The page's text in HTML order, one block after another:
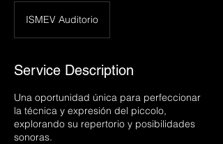
ISMEV Auditorio
Service Description
Una oportunidad única para perfeccionar
la técnica y expresión del piccolo,
explorando su repertorio y posibilidades
sonoras.